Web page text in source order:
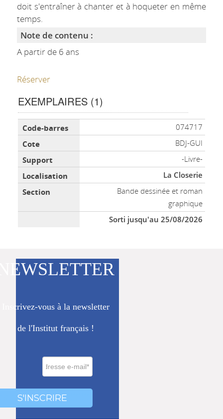
doit s'entraîner à chanter et à hoqueter en même
temps.
Note de contenu :
A partir de 6 ans
Réserver
EXEMPLAIRES (1)
Liste des exemplaires
074717
BDJ-GUI
-Livre-
La Closerie
Bande dessinée et roman
graphique
Sorti jusqu'au 25/08/2026
Inscrivez-vous à la newsletter
de l'Institut français !
S'INSCRIRE